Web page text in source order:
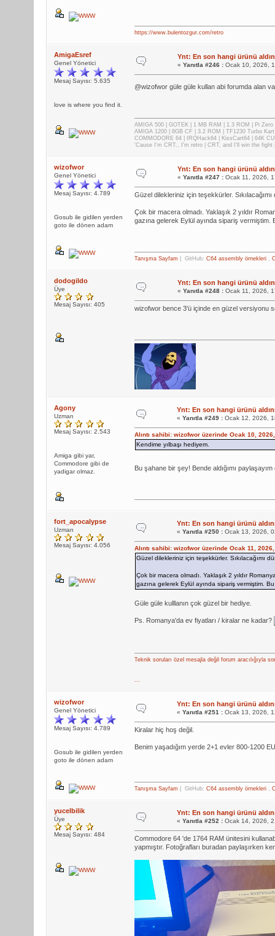
https://www.bulentozgur.com/retro
AmigaEsref
Genel Yönetici
Mesaj Sayısı: 5.635
love is where you find it.
Ynt: En son hangi ürünü
« Yanıtla #246 :Ocak 10, 2026,
@wizofwor güle güle kullan abi forumda alan
AMIGA 500 | GOTEK | 1 MB RAM | 1.3 ROM | Pi Zero
AMIGA 1200 | 8GB CF | 3.2 ROM | TF1230 Turbo
COMMODORE 64 | IRQHack64 | KissCart64 | 64K
'Cause I'm CRT., I'm retro | CRT, and I'll win the
wizofwor
Genel Yönetici
Mesaj Sayısı: 4.789
Gosub ile gidilen yerden
goto ile dönen adam
Ynt: En son hangi ürünü
« Yanıtla #247 :Ocak 11, 2026,
Güzel dilekleriniz için teşekkürler.
Çok bir macera olmadı. Yaklaşık 2 yıldır
gazına gelerek Eylül ayında sipariş
Tanışma Sayfam | GitHub: C64 assembly örnekleri,
dodogildo
Üye
Mesaj Sayısı: 405
Ynt: En son hangi ürünü
« Yanıtla #248 :Ocak 11, 2026,
wizofwor bence 3'ü içinde en güzel versiyonu
Agony
Uzman
Mesaj Sayısı: 2.543
Amiga gibi yar,
Commodore gibi de
yadigar olmaz.
Ynt: En son hangi ürünü
« Yanıtla #249 :Ocak 12, 2026,
Alıntı sahibi: wizofwor üzerinde Ocak 10,
Kendime yılbaşı hediyem.
Bu şahane bir şey! Bende aldığımı
fort_apocalypse
Uzman
Mesaj Sayısı: 4.056
Ynt: En son hangi ürünü
« Yanıtla #250 :Ocak 13, 2026,
Alıntı sahibi: wizofwor üzerinde Ocak 11,
Güzel dilekleriniz için teşekkürler. Sıkılacağımı
Çok bir macera olmadı. Yaklaşık 2 yıldır
gazına gelerek Eylül ayında sipariş vermiştim.
Güle güle kulllanın çok güzel bir hediye.
Ps. Romanya'da ev fiyatları / kiralar ne kadar?
Teknik soruları özel mesajla değil forum aracılığıyla
...
wizofwor
Genel Yönetici
Mesaj Sayısı: 4.789
Gosub ile gidilen yerden
goto ile dönen adam
Ynt: En son hangi ürünü
« Yanıtla #251 :Ocak 13, 2026,
Kiralar hiç hoş değil.
Benim yaşadığım yerde 2+1 evler 800-1200
Tanışma Sayfam | GitHub: C64 assembly örnekleri,
yucelbilik
Üye
Mesaj Sayısı: 484
Ynt: En son hangi ürünü
« Yanıtla #252 :Ocak 14, 2026,
Commodore 64 'de 1764 RAM ünitesini
yapmıştır. Fotoğrafları buradan paylaşırken